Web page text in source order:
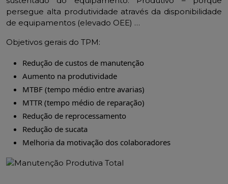
persegue alta produtividade através da disponibilidade
de equipamentos (elevado OEE) …
Objetivos gerais do TPM:
Redução de custos de manutenção
Aumento na produtividade
MTBF (tempo médio entre avarias)
MTTR (tempo médio de reparação)
Redução de reprocessamento
Redução de sucata
Melhoria da motivação dos colaboradores